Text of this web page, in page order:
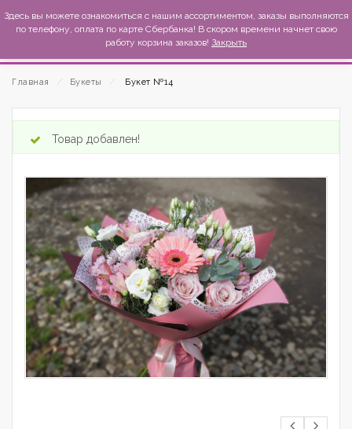
MexиKo
Главная Букеты Букет №14
Товар добавлен!
Здесь вы можете ознакомиться с нашим ассортиментом, заказы выполняются
по телефону, оплата по карте Сбербанка! В скором времени начнет свою
работу корзина заказов! Закрыть